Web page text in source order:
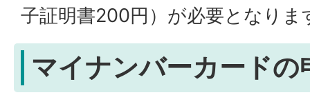
子証明書200円）が必要となりま
マイナンバーカードの